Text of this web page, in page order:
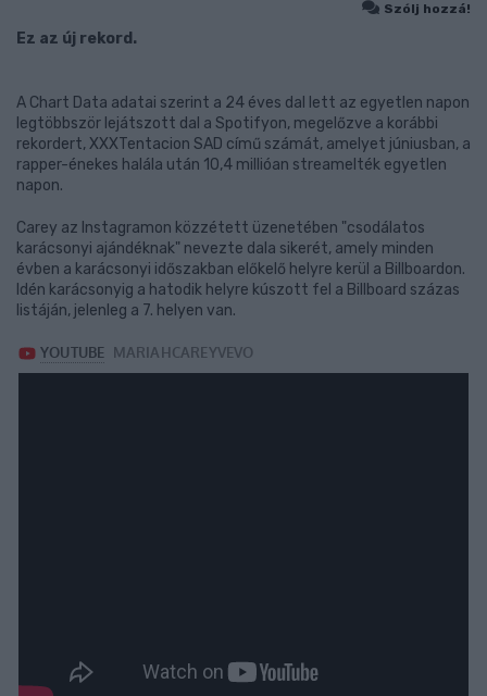
Szólj hozzá!
Ez az új rekord.
A Chart Data adatai szerint a 24 éves dal lett az egyetlen napon
legtöbbször lejátszott dal a Spotifyon, megelőzve a korábbi
rekordert, XXXTentacion SAD című számát, amelyet júniusban, a
rapper-énekes halála után 10,4 millióan streamelték egyetlen
napon.
Carey az Instagramon közzétett üzenetében "csodálatos
karácsonyi ajándéknak" nevezte dala sikerét, amely minden
évben a karácsonyi időszakban előkelő helyre kerül a Billboardon.
Idén karácsonyig a hatodik helyre kúszott fel a Billboard százas
listáján, jelenleg a 7. helyen van.